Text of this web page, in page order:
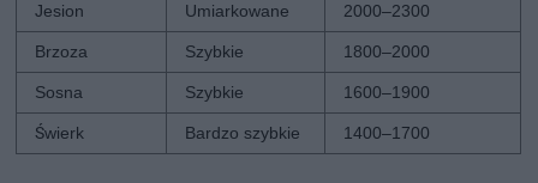
Jesion Umiarkowane 2000–2300
Brzoza Szybkie 1800–2000
Sosna Szybkie 1600–1900
Świerk Bardzo szybkie 1400–1700